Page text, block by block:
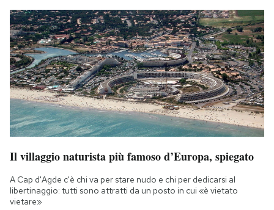
Il villaggio naturista più famoso d’Europa, spiegato
A Cap d'Agde c'è chi va per stare nudo e chi per dedicarsi al
libertinaggio: tutti sono attratti da un posto in cui «è vietato
vietare»